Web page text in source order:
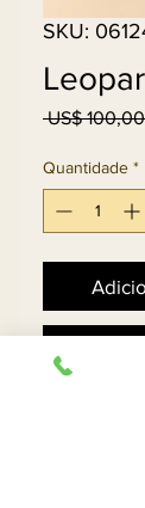
SKU:
US$
Quantidade *